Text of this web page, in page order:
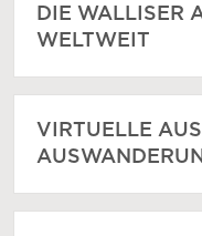
DIE WALLISER
WELTWEIT
VIRTUELLE